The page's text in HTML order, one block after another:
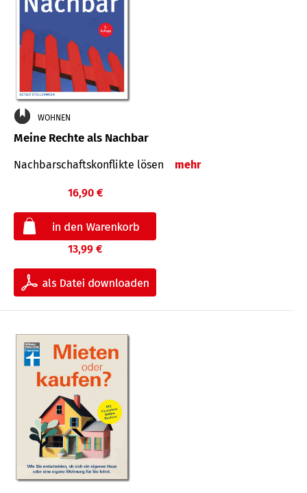
WOHNEN
Meine Rechte als Nachbar
Nach­bar­schafts­konflikte lösen mehr
16,90 €
13,99 €